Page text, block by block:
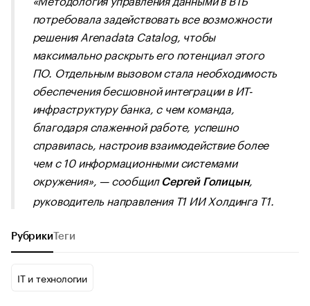
потребовала задействовать все возможности
решения Arenadata Catalog, чтобы
максимально раскрыть его потенциал этого
ПО. Отдельным вызовом стала необходимость
обеспечения бесшовной интеграции в ИТ-
инфраструктуру банка, с чем команда,
благодаря слаженной работе, успешно
справилась, настроив взаимодействие более
чем с 10 информационными системами
окружения», — сообщил Сергей Голицын,
руководитель направления Т1 ИИ Холдинга Т1.
Рубрики Теги
IT и технологии